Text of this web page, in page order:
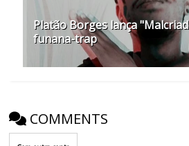
Platão Borges lança
funana-trap
COMMENTS